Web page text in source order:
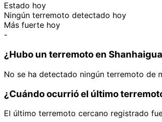
Estado hoy
Ningún terremoto detectado hoy
Más fuerte hoy
-
¿Hubo un terremoto en
No se ha detectado ningún terremoto de
¿Cuándo ocurrió el último
El último terremoto cercano registrado